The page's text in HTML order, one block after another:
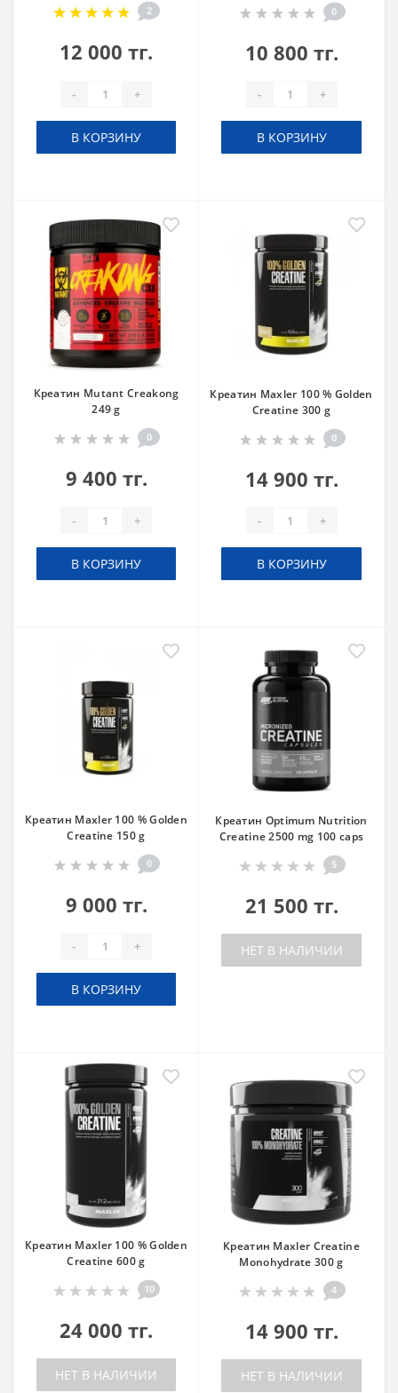
2
12 000 тг.
- +
В КОРЗИНУ
0
10 800 тг.
- +
В КОРЗИНУ
Креатин Mutant Creakong
249 g
0
9 400 тг.
- +
В КОРЗИНУ
Креатин Maxler 100 % Golden
Creatine 300 g
0
14 900 тг.
- +
В КОРЗИНУ
Креатин Maxler 100 % Golden
Creatine 150 g
0
9 000 тг.
- +
В КОРЗИНУ
Креатин Optimum Nutrition
Creatine 2500 mg 100 caps
5
21 500 тг.
НЕТ В НАЛИЧИИ
Креатин Maxler 100 % Golden
Creatine 600 g
10
24 000 тг.
НЕТ В НАЛИЧИИ
Креатин Maxler Creatine
Monohydrate 300 g
4
14 900 тг.
НЕТ В НАЛИЧИИ